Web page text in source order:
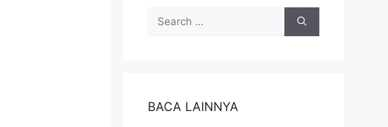
BACA LAINNYA